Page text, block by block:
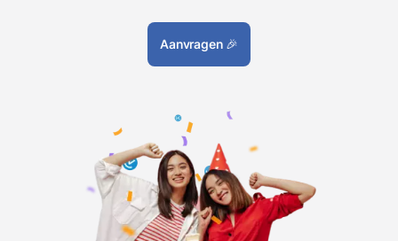
Aanvragen 🎉